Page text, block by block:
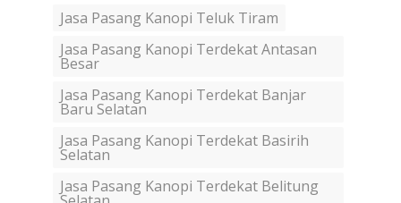
Jasa Pasang Kanopi Teluk Tiram
Jasa Pasang Kanopi Terdekat Antasan
Besar
Jasa Pasang Kanopi Terdekat Banjar
Baru Selatan
Jasa Pasang Kanopi Terdekat Basirih
Selatan
Jasa Pasang Kanopi Terdekat Belitung